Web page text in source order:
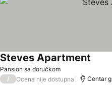
Pansion sa doručkom
Steves Apartment
/ Ocena nije dostupna Centar